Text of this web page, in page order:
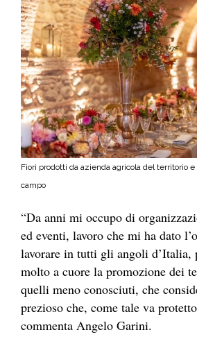
Fiori prodotti da azienda agricola del territorio
campo
“Da anni mi occupo di
ed eventi, lavoro che mi ha dato
lavorare in tutti gli angoli d’Italia,
molto a cuore la promozione dei
quelli meno conosciuti, che
prezioso che, come tale va
commenta Angelo Garini.